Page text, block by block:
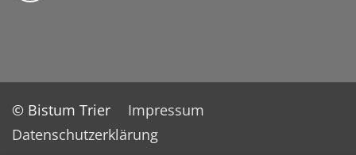
© Bistum Trier
Impressum
Datenschutzerklärung